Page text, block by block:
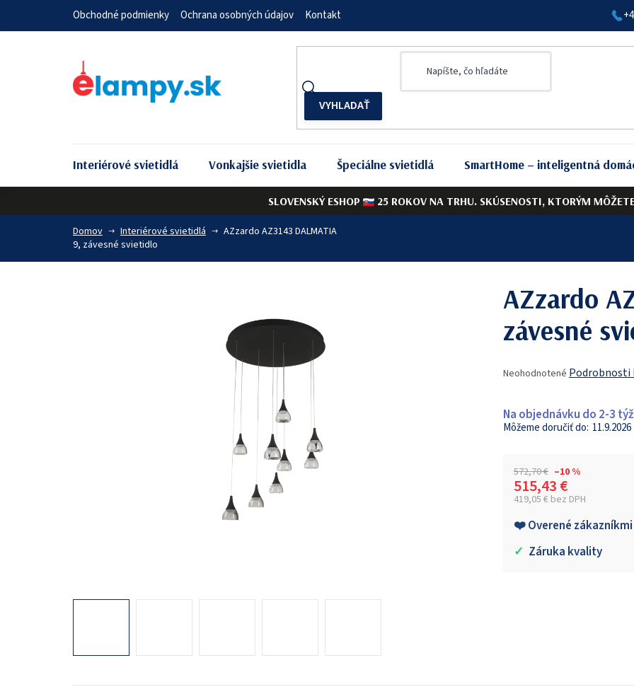
SLOVENSKÝ ESHOP 25 ROKOV NA TRHU. SKÚSENOSTI, KTORÝM
Obchodné podmienky Ochrana osobných údajov Kontakt
Interiérové svietidlá Vonkajšie svietidla Špeciálne svietidlá SmartHome – inteligentná
Domov Interiérové svietidlá
AZzardo AZ3143 DALMATIA
9, závesné svietidlo
AZzardo
závesné
hodnotenie
je
0,0
hviezdičiek.
Neohodnotené Podrobnosti
Na objednávku do 2-3
11.9.2026
572,70 € –10 %
515,43 €
419,05 € bez DPH
❤️ Overené zákazníkmi
✓ Záruka kvality